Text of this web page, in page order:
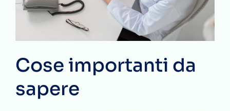
Cose importanti da
sapere